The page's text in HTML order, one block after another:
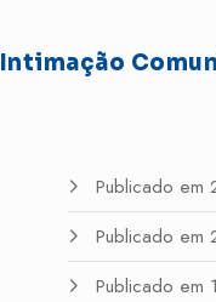
Intimação
Publicado
Publicado
Publicado